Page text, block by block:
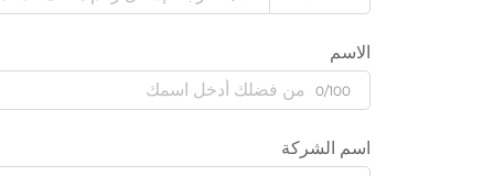
الاسم
0/100
اسم الشركة